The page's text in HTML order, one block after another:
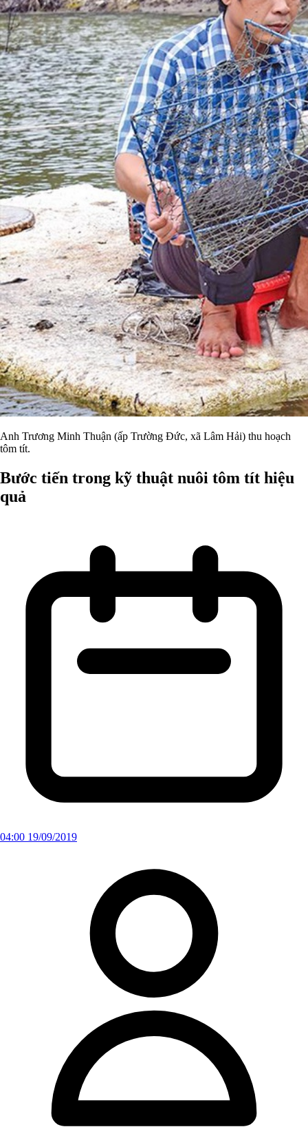
Anh Trương Minh Thuận (ấp Trường Đức, xã Lâm Hải) thu hoạch
tôm tít.
Bước tiến trong kỹ thuật nuôi tôm tít hiệu
quả
04:00 19/09/2019